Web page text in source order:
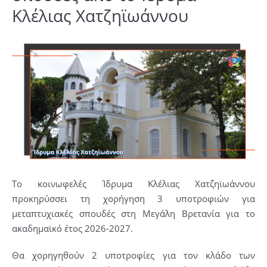
Κλέλιας Χατζηϊωάννου
Το κοινωφελές Ίδρυμα Κλέλιας Χατζηϊωάννου
προκηρύσσει τη χορήγηση 3 υποτροφιών για
μεταπτυχιακές σπουδές στη Μεγάλη Βρετανία για το
ακαδημαϊκό έτος 2026-2027.
Θα χορηγηθούν 2 υποτροφίες για τον κλάδο των